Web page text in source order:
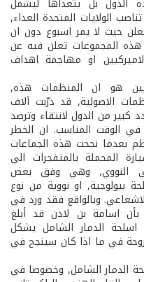
الولايات المتحدة العداء,
حيث لا يمر اسبوع دون ان
هذه المجموعات تعلن فيه عن
او مهاجمة اهداف
هو ان المنظمات هذه,
الاصولية, قد درّبت آلاف
كبير من الدول لانتقاء وترصد
في الوقت المناسب. ان الخطر
بعدما نجحت هذه الجماعات
المحملة بالمتفجرات الي
النووي, وهي وفق بعض
بيولوجية, او نووية من نوع
وبالواقع فقد ورد في
بأن اسامة بن لادن قد أبلغ
الدمار الشامل يشكل
في ما اذا كان سينجح في
الدمار الشامل, وخصوصا في